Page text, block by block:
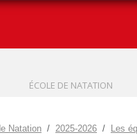
ÉCOLE DE NATATION
Natation 2025-2026 Les